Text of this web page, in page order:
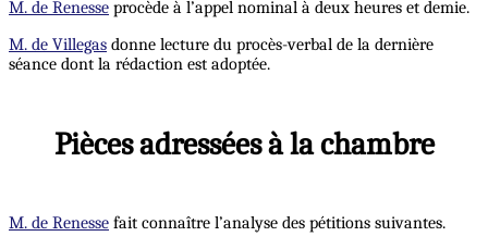
M. de Renesse procède à l’appel nominal à deux heures et demie.
M. de Villegas donne lecture du procès-verbal de la dernière
séance dont la rédaction est adoptée.
Pièces adressées à la chambre
M. de Renesse fait connaître l’analyse des pétitions suivantes.